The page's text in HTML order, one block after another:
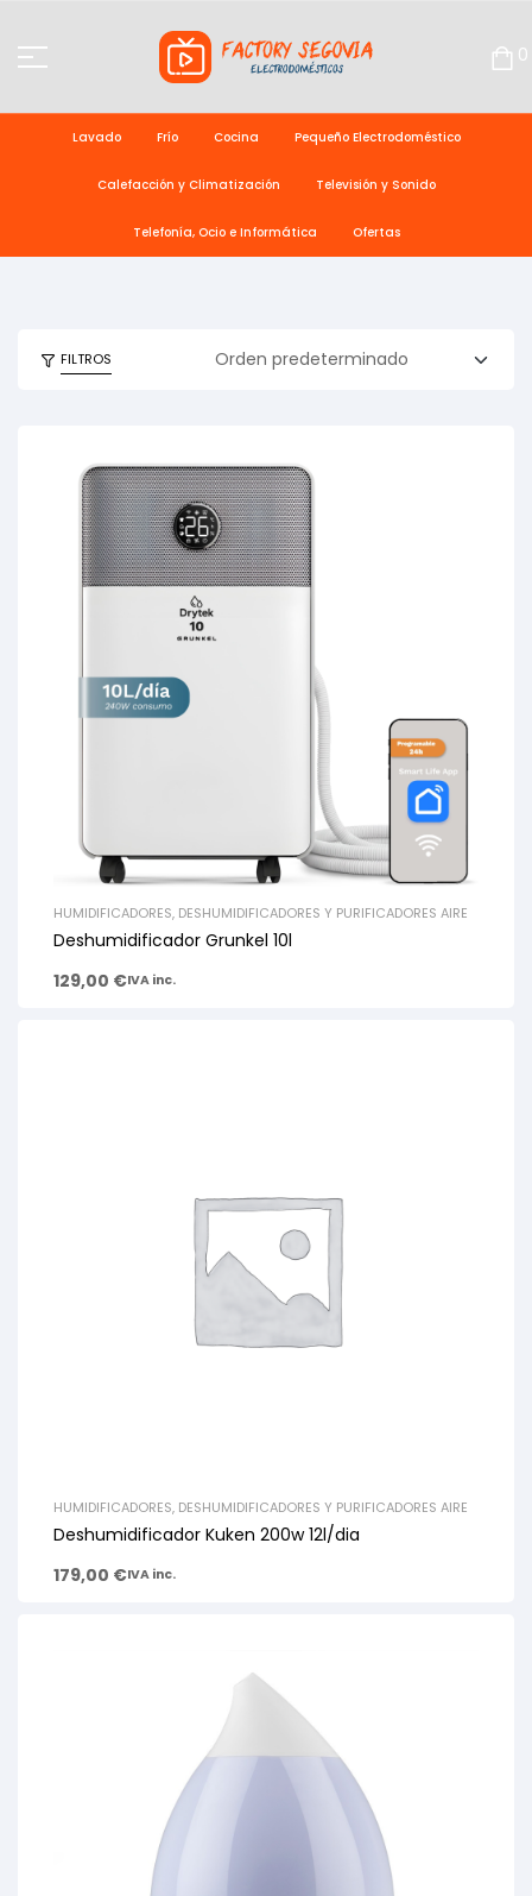
0
Lavado Frío Cocina Pequeño Electrodoméstico
Calefacción y Climatización Televisión y Sonido
Telefonía, Ocio e Informática Ofertas
FILTROS
HUMIDIFICADORES, DESHUMIDIFICADORES Y PURIFICADORES AIRE
Deshumidificador Grunkel 10l
129,00 €IVA inc.
HUMIDIFICADORES, DESHUMIDIFICADORES Y PURIFICADORES AIRE
Deshumidificador Kuken 200w 12l/dia
179,00 €IVA inc.